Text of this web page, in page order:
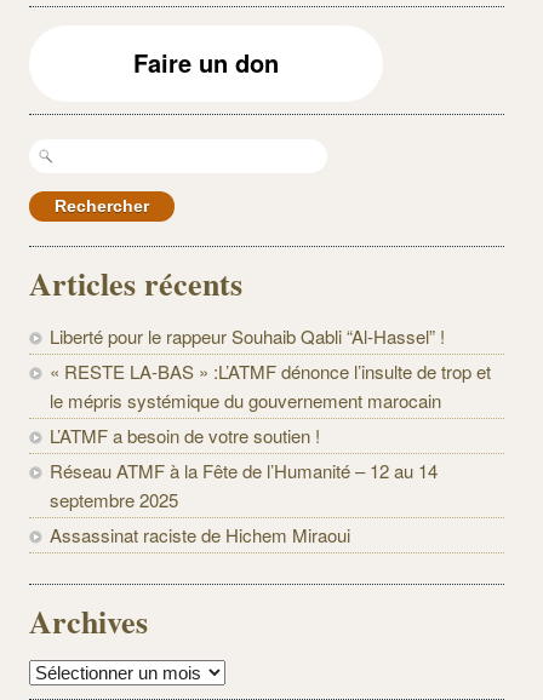
Faire un don
Rechercher :
Articles récents
Liberté pour le rappeur Souhaib Qabli “Al-Hassel” !
« RESTE LA-BAS » :L’ATMF dénonce l’insulte de trop et
le mépris systémique du gouvernement marocain
L’ATMF a besoin de votre soutien !
Réseau ATMF à la Fête de l’Humanité – 12 au 14
septembre 2025
Assassinat raciste de Hichem Miraoui
Archives
Archives